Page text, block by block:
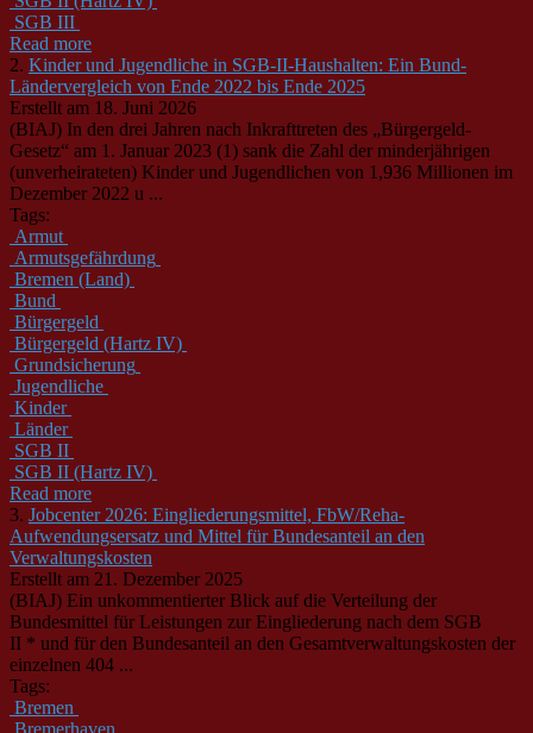
SGB III
Read more
2. Kinder und Jugendliche in SGB-II-Haushalten: Ein Bund-
Ländervergleich von Ende 2022 bis Ende 2025
Erstellt am 18. Juni 2026
(BIAJ) In den drei Jahren nach Inkrafttreten des „Bürgergeld-
Gesetz“ am 1. Januar 2023 (1) sank die Zahl der minderjährigen
(unverheirateten) Kinder und Jugendlichen von 1,936 Millionen im
Dezember 2022 u ...
Tags:
Armut
Armutsgefährdung
Bremen (Land)
Bund
Bürgergeld
Bürgergeld (Hartz IV)
Grundsicherung
Jugendliche
Kinder
Länder
SGB II
SGB II (Hartz IV)
Read more
3. Jobcenter 2026: Eingliederungsmittel, FbW/Reha-
Aufwendungsersatz und Mittel für Bundesanteil an den
Verwaltungskosten
Erstellt am 21. Dezember 2025
(BIAJ) Ein unkommentierter Blick auf die Verteilung der
Bundesmittel für Leistungen zur Eingliederung nach dem SGB
II * und für den Bundesanteil an den Gesamtverwaltungskosten der
einzelnen 404 ...
Tags:
Bremen
Bremerhaven